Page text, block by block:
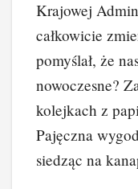
Krajowej
całkowicie
pomyślał, że
nowoczesne?
kolejkach z
Pajęczna
siedząc na